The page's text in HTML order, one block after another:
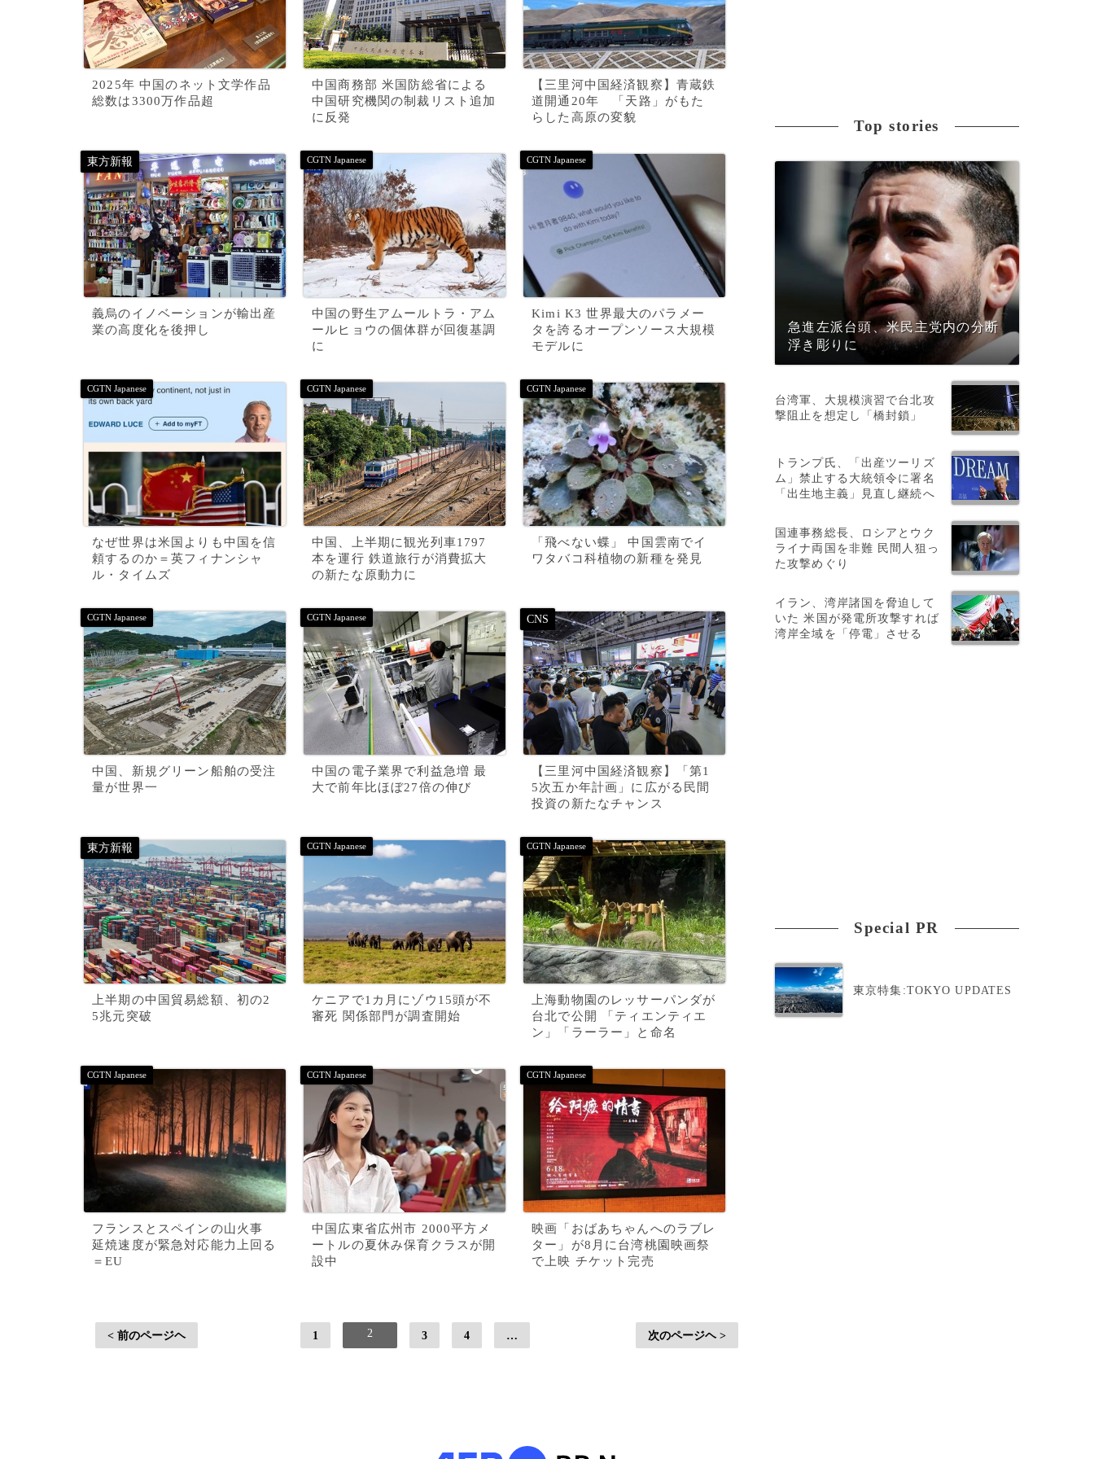
2025年 中国のネット文学作品
総数は3300万作品超
中国商務部 米国防総省による
中国研究機関の制裁リスト追加
に反発
【三里河中国経済観察】青蔵鉄
道開通20年 「天路」がもた
らした高原の変貌
義烏のイノベーションが輸出産
業の高度化を後押し
中国の野生アムールトラ・アム
ールヒョウの個体群が回復基調
に
Kimi K3 世界最大のパラメー
タを誇るオープンソース大規模
モデルに
なぜ世界は米国よりも中国を信
頼するのか＝英フィナンシャ
ル・タイムズ
中国、上半期に観光列車1797
本を運行 鉄道旅行が消費拡大
の新たな原動力に
「飛べない蝶」 中国雲南でイ
ワタバコ科植物の新種を発見
中国、新規グリーン船舶の受注
量が世界一
中国の電子業界で利益急増 最
大で前年比ほぼ27倍の伸び
【三里河中国経済観察】「第1
5次五か年計画」に広がる民間
投資の新たなチャンス
上半期の中国貿易総額、初の2
5兆元突破
ケニアで1カ月にゾウ15頭が不
審死 関係部門が調査開始
上海動物園のレッサーパンダが
台北で公開 「ティエンティエ
ン」「ラーラー」と命名
フランスとスペインの山火事
延焼速度が緊急対応能力上回る
＝EU
中国広東省広州市 2000平方メ
ートルの夏休み保育クラスが開
設中
映画「おばあちゃんへのラブレ
ター」が8月に台湾桃園映画祭
で上映 チケット完売
< 前のページヘ 1 2 3 4 … 次のページヘ >
Top stories
急進左派台頭、米民主党内の分断
浮き彫りに
台湾軍、大規模演習で台北攻
撃阻止を想定し「橋封鎖」
トランプ氏、「出産ツーリズ
ム」禁止する大統領令に署名
「出生地主義」見直し継続へ
国連事務総長、ロシアとウク
ライナ両国を非難 民間人狙っ
た攻撃めぐり
イラン、湾岸諸国を脅迫して
いた 米国が発電所攻撃すれば
湾岸全域を「停電」させる
Special PR
東京特集:TOKYO UPDATES